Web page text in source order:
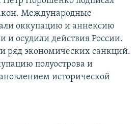
Международные
оккупацию и аннексию
осудили действия России.
ряд экономических санкций.
полуострова и
исторической